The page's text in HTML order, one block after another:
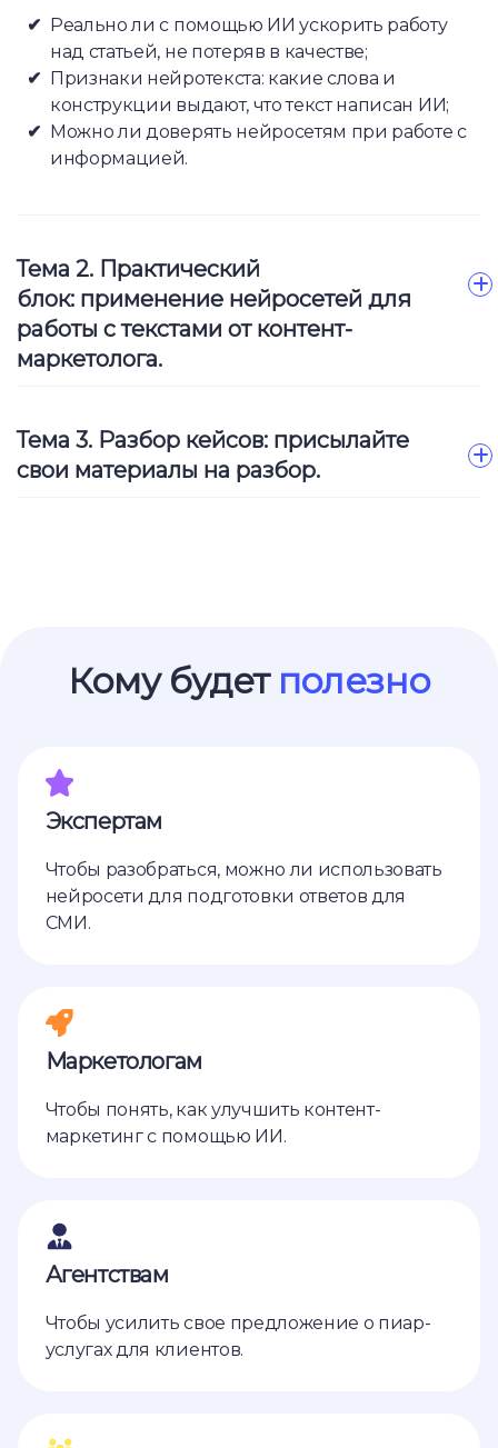
Реально ли с помощью ИИ ускорить работу
над статьей, не потеряв в качестве;
Признаки нейротекста: какие слова и
конструкции выдают, что текст написан ИИ;
Можно ли доверять нейросетям при работе с
информацией.
Тема 2. Практический
блок: применение нейросетей для
работы с текстами от контент-
маркетолога.
Тема 3. Разбор кейсов: присылайте
свои материалы на разбор.
Кому будет полезно
Экспертам
Чтобы разобраться, можно ли использовать
нейросети для подготовки ответов для
СМИ.
Маркетологам
Чтобы понять, как улучшить контент-
маркетинг с помощью ИИ.
Агентствам
Чтобы усилить свое предложение о пиар-
услугах для клиентов.